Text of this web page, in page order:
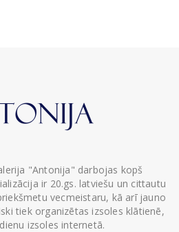
"Antonija" darbojas kopš
ir 20.gs. latviešu un cittautu
vecmeistaru, kā arī jauno
tiek organizētas izsoles klātienē,
izsoles internetā.